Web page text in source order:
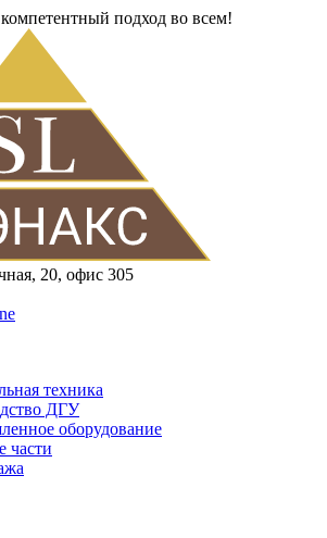
подход во всем!
20, офис 305
техника
ДГУ
оборудование
части